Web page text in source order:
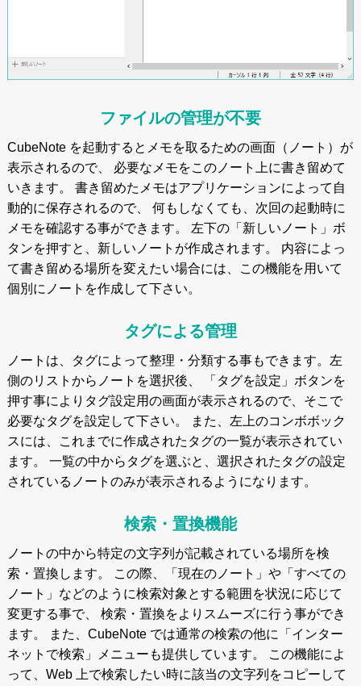
ファイルの管理が不要
CubeNote を起動するとメモを取るための画面（ノート）が
表示されるので、 必要なメモをこのノート上に書き留めて
いきます。 書き留めたメモはアプリケーションによって自
動的に保存されるので、 何もしなくても、次回の起動時に
メモを確認する事ができます。 左下の「新しいノート」ボ
タンを押すと、新しいノートが作成されます。 内容によっ
て書き留める場所を変えたい場合には、この機能を用いて
個別にノートを作成して下さい。
タグによる管理
ノートは、タグによって整理・分類する事もできます。左
側のリストからノートを選択後、 「タグを設定」ボタンを
押す事によりタグ設定用の画面が表示されるので、そこで
必要なタグを設定して下さい。 また、左上のコンボボック
スには、これまでに作成されたタグの一覧が表示されてい
ます。 一覧の中からタグを選ぶと、選択されたタグの設定
されているノートのみが表示されるようになります。
検索・置換機能
ノートの中から特定の文字列が記載されている場所を検
索・置換します。 この際、「現在のノート」や「すべての
ノート」などのように検索対象とする範囲を状況に応じて
変更する事で、 検索・置換をよりスムーズに行う事ができ
ます。 また、CubeNote では通常の検索の他に「インター
ネットで検索」メニューも提供しています。 この機能によ
って、Web 上で検索したい時に該当の文字列をコピーして